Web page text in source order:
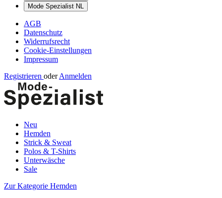
Mode Spezialist NL
AGB
Datenschutz
Widerrufsrecht
Cookie-Einstellungen
Impressum
Registrieren oder Anmelden
Neu
Hemden
Strick & Sweat
Polos & T-Shirts
Unterwäsche
Sale
Zur Kategorie Hemden